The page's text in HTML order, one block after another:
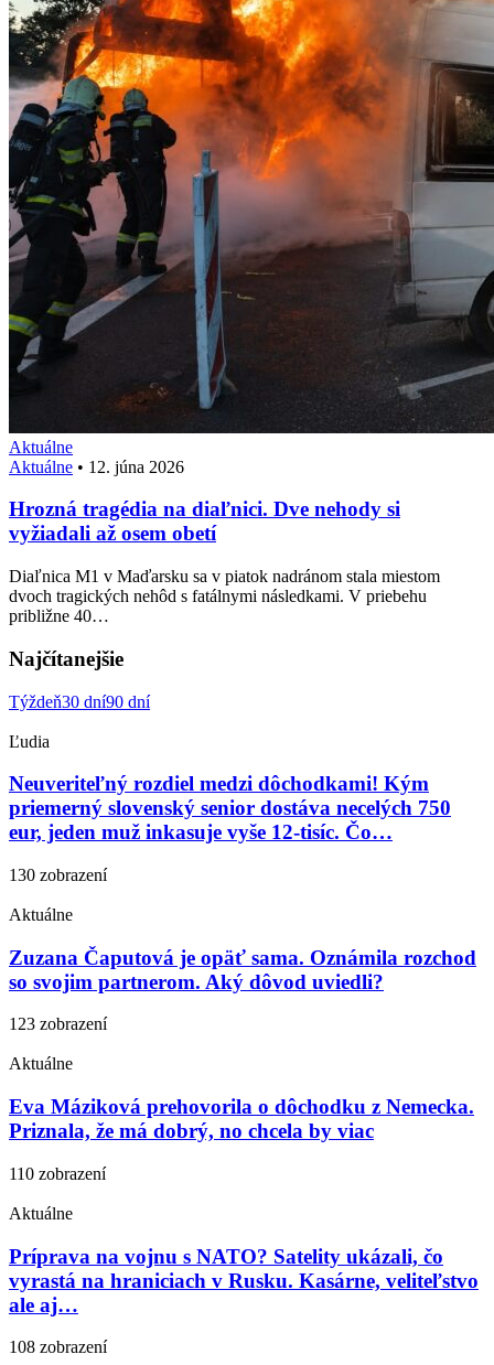
Aktuálne
Aktuálne • 12. júna 2026
Hrozná tragédia na diaľnici. Dve nehody si
vyžiadali až osem obetí
Diaľnica M1 v Maďarsku sa v piatok nadránom stala miestom
dvoch tragických nehôd s fatálnymi následkami. V priebehu
približne 40…
Najčítanejšie
Týždeň30 dní90 dní
Ľudia
Neuveriteľný rozdiel medzi dôchodkami! Kým
priemerný slovenský senior dostáva necelých 750
eur, jeden muž inkasuje vyše 12-tisíc. Čo…
130 zobrazení
Aktuálne
Zuzana Čaputová je opäť sama. Oznámila rozchod
so svojim partnerom. Aký dôvod uviedli?
123 zobrazení
Aktuálne
Eva Máziková prehovorila o dôchodku z Nemecka.
Priznala, že má dobrý, no chcela by viac
110 zobrazení
Aktuálne
Príprava na vojnu s NATO? Satelity ukázali, čo
vyrastá na hraniciach v Rusku. Kasárne, veliteľstvo
ale aj…
108 zobrazení